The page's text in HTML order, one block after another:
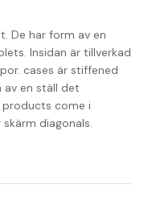
De har form av en
Insidan är tillverkad
cases är stiffened
av en ställ det
products come i
diagonals.